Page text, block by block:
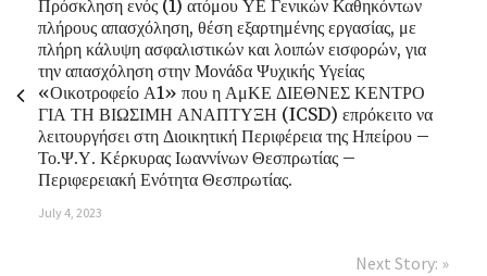
Πρόσκληση ενός (1) ατόμου ΥΕ Γενικών Καθηκόντων
πλήρους απασχόληση, θέση εξαρτημένης εργασίας, με
πλήρη κάλυψη ασφαλιστικών και λοιπών εισφορών, για
την απασχόληση στην Μονάδα Ψυχικής Υγείας
«Οικοτροφείο Α1» που η ΑμΚΕ ΔΙΕΘΝΕΣ ΚΕΝΤΡΟ
ΓΙΑ ΤΗ ΒΙΩΣΙΜΗ ΑΝΑΠΤΥΞΗ (ICSD) επρόκειτο να
λειτουργήσει στη Διοικητική Περιφέρεια της Ηπείρου –
Το.Ψ.Υ. Κέρκυρας Ιωαννίνων Θεσπρωτίας –
Περιφερειακή Ενότητα Θεσπρωτίας.
July 4, 2023
Next Story: »